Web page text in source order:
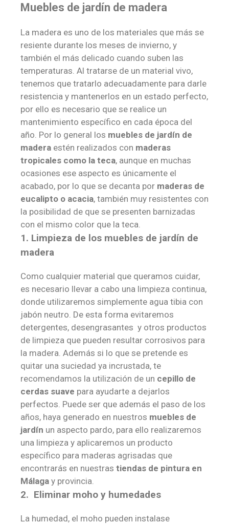
Muebles de jardín de madera
La madera es uno de los materiales que más se
resiente durante los meses de invierno, y
también el más delicado cuando suben las
temperaturas. Al tratarse de un material vivo,
tenemos que tratarlo adecuadamente para darle
resistencia y mantenerlos en un estado perfecto,
por ello es necesario que se realice un
mantenimiento específico en cada época del
año. Por lo general los muebles de jardín de
madera estén realizados con maderas
tropicales como la teca, aunque en muchas
ocasiones ese aspecto es únicamente el
acabado, por lo que se decanta por maderas de
eucalipto o acacia, también muy resistentes con
la posibilidad de que se presenten barnizadas
con el mismo color que la teca.
1. Limpieza de los muebles de jardín de
madera
Como cualquier material que queramos cuidar,
es necesario llevar a cabo una limpieza continua,
donde utilizaremos simplemente agua tibia con
jabón neutro. De esta forma evitaremos
detergentes, desengrasantes y otros productos
de limpieza que pueden resultar corrosivos para
la madera. Además si lo que se pretende es
quitar una suciedad ya incrustada, te
recomendamos la utilización de un cepillo de
cerdas suave para ayudarte a dejarlos
perfectos. Puede ser que además el paso de los
años, haya generado en nuestros muebles de
jardín un aspecto pardo, para ello realizaremos
una limpieza y aplicaremos un producto
específico para maderas agrisadas que
encontrarás en nuestras tiendas de pintura en
Málaga y provincia.
2. Eliminar moho y humedades
La humedad, el moho pueden instalase